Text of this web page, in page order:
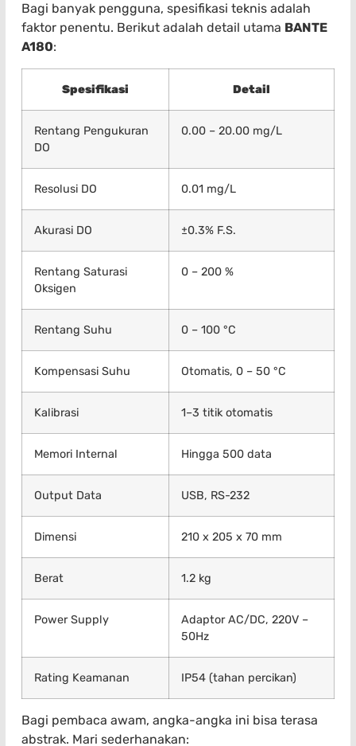
Bagi banyak pengguna, spesifikasi teknis adalah
faktor penentu. Berikut adalah detail utama BANTE
A180:
Spesifikasi Detail
Rentang Pengukuran
DO
0.00 – 20.00 mg/L
Resolusi DO 0.01 mg/L
Akurasi DO ±0.3% F.S.
Rentang Saturasi
Oksigen
0 – 200 %
Rentang Suhu 0 – 100 °C
Kompensasi Suhu Otomatis, 0 – 50 °C
Kalibrasi 1–3 titik otomatis
Memori Internal Hingga 500 data
Output Data USB, RS-232
Dimensi 210 x 205 x 70 mm
Berat 1.2 kg
Power Supply
Adaptor AC/DC, 220V –
50Hz
Rating Keamanan IP54 (tahan percikan)
Bagi pembaca awam, angka-angka ini bisa terasa
abstrak. Mari sederhanakan: